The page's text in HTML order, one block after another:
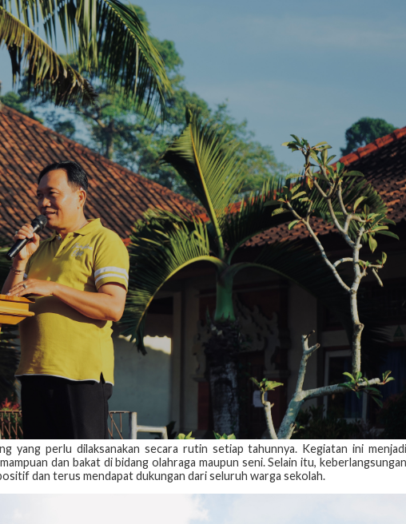
yang perlu dilaksanakan secara rutin setiap tahunnya. Kegiatan ini menjadi
dan bakat di bidang olahraga maupun seni. Selain itu, keberlangsungan
dan terus mendapat dukungan dari seluruh warga sekolah.